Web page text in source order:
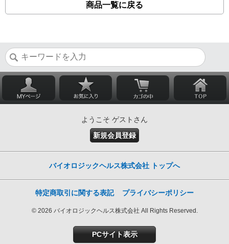
商品一覧に戻る
ようこそ ゲストさん
新規会員登録
バイオロジックヘルス株式会社 トップへ
特定商取引に関する表記 プライバシーポリシー
© 2026 バイオロジックヘルス株式会社 All Rights Reserved.
PCサイト表示